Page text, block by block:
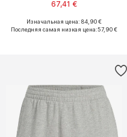
67,41 €
Изначальная цена: 84,90 €
Последняя самая низкая цена:57,90 €